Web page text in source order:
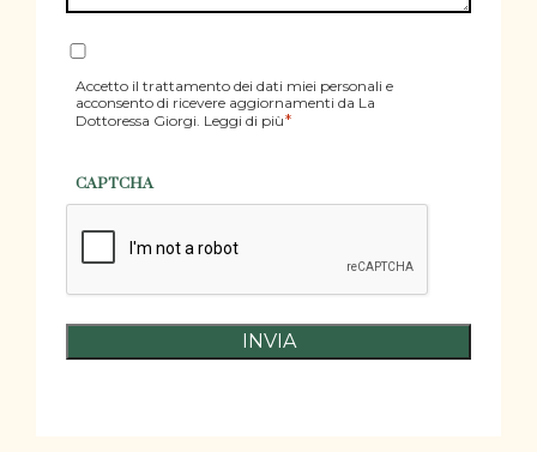
Consenso
Accetto il trattamento dei dati miei personali e
acconsento di ricevere aggiornamenti da La
Dottoressa Giorgi. Leggi di più*
CAPTCHA
INVIA